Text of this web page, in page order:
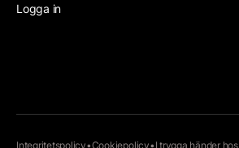
Logga in
Integritetspolicy•Cookiepolicy•I trygga händer hos